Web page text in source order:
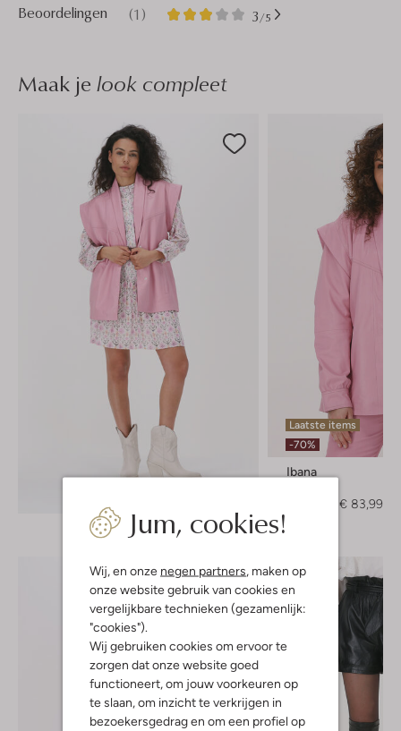
Jum, cookies!
Wij, en onze negen partners, maken op
onze website gebruik van cookies en
vergelijkbare technieken (gezamenlijk:
"cookies").
Wij gebruiken cookies om ervoor te
zorgen dat onze website goed
functioneert, om jouw voorkeuren op
te slaan, om inzicht te verkrijgen in
bezoekersgedrag en om een profiel op
Beoordelingen (1) 3/5
1
3
Maak je look compleet
Laatste items
-70%
Ibana
€ 83,99